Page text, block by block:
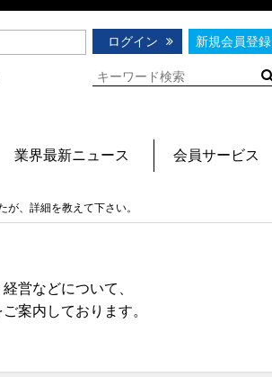
ログイン 新規会員登録
業界最新ニュース 会員サービス
、詳細を教えて下さい。
営などについて、
案内しております。